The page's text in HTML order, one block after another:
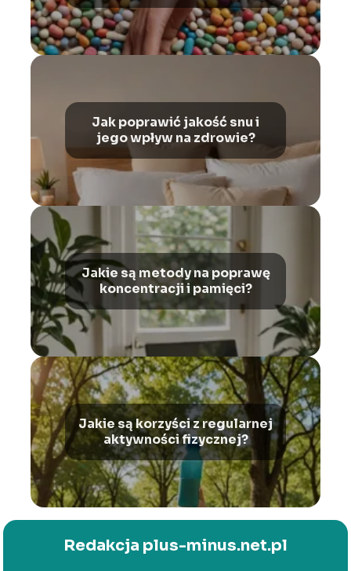
Jak poprawić jakość snu i
jego wpływ na zdrowie?
Jakie są metody na poprawę
koncentracji i pamięci?
Jakie są korzyści z regularnej
aktywności fizycznej?
Redakcja plus-minus.net.pl